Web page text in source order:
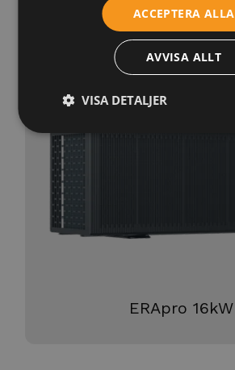
ERApro 13kW
ERApro 16kW
ACCEPTERA ALLA
AVVISA ALLT
VISA DETALJER